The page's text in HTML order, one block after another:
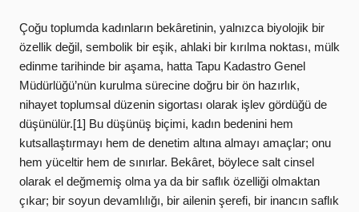
Çoğu toplumda kadınların bekâretinin, yalnızca biyolojik bir
özellik değil, sembolik bir eşik, ahlaki bir kırılma noktası, mülk
edinme tarihinde bir aşama, hatta Tapu Kadastro Genel
Müdürlüğü’nün kurulma sürecine doğru bir ön hazırlık,
nihayet toplumsal düzenin sigortası olarak işlev gördüğü de
düşünülür.[1] Bu düşünüş biçimi, kadın bedenini hem
kutsallaştırmayı hem de denetim altına almayı amaçlar; onu
hem yüceltir hem de sınırlar. Bekâret, böylece salt cinsel
olarak el değmemiş olma ya da bir saflık özelliği olmaktan
çıkar; bir soyun devamlılığı, bir ailenin şerefi, bir inancın saflık